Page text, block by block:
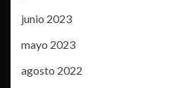
junio 2023
mayo 2023
agosto 2022